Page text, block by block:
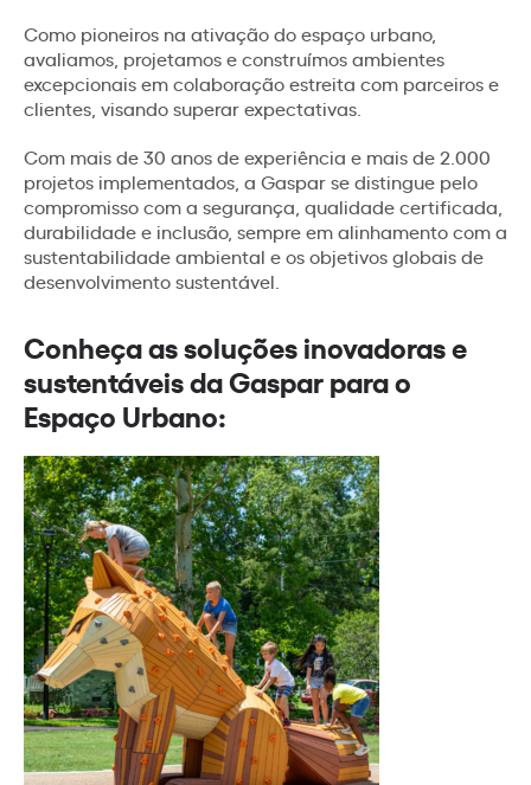
Como pioneiros na ativação do espaço urbano,
avaliamos, projetamos e construímos ambientes
excepcionais em colaboração estreita com parceiros e
clientes, visando superar expectativas.
Com mais de 30 anos de experiência e mais de 2.000
projetos implementados, a Gaspar se distingue pelo
compromisso com a segurança, qualidade certificada,
durabilidade e inclusão, sempre em alinhamento com a
sustentabilidade ambiental e os objetivos globais de
desenvolvimento sustentável.
Conheça as soluções inovadoras e
sustentáveis da Gaspar para o
Espaço Urbano: